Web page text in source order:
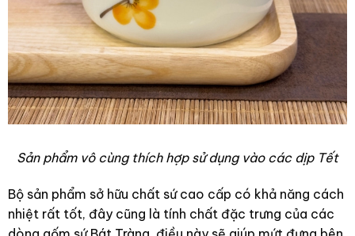
Sản phẩm vô cùng thích hợp sử dụng vào các dịp Tết
Bộ sản phẩm sở hữu chất sứ cao cấp có khả năng cách
nhiệt rất tốt, đây cũng là tính chất đặc trưng của các